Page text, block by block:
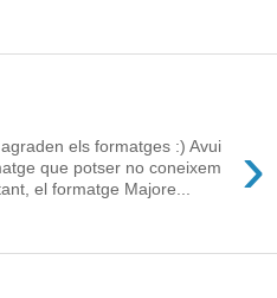
›
els formatges :) Avui
que potser no coneixem
el formatge Majore...